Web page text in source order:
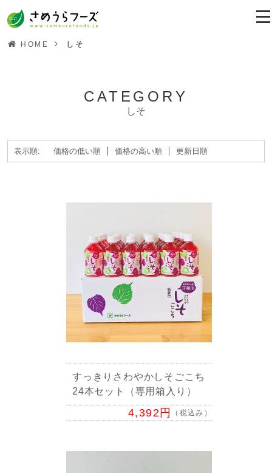
HOME しそ
CATEGORY
しそ
表示順: 価格の低い順 価格の高い順 更新日順
すっきりさわやかしそごこち
24本セット（専用箱入り）
4,392円 （税込み）